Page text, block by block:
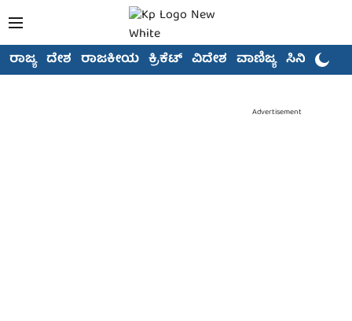
ರಾಜ್ಯ ದೇಶ ರಾಜಕೀಯ ಕ್ರಿಕೆಟ್ ವಿದೇಶ ವಾಣಿಜ್ಯ ಸಿನಿಮಾ
Advertisement